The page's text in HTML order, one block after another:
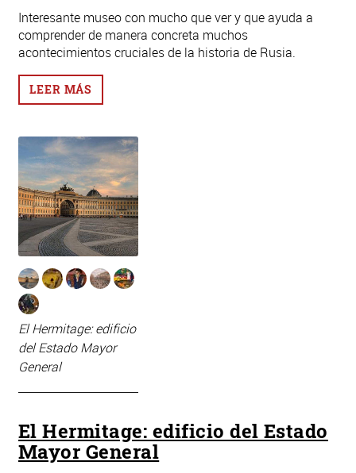
Interesante museo con mucho que ver y que ayuda a
comprender de manera concreta muchos
acontecimientos cruciales de la historia de Rusia.
LEER MÁS
El Hermitage: edificio
del Estado Mayor
General
El Hermitage: edificio del Estado
Mayor General